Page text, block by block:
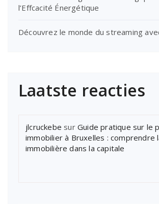
l’Effcacité Énergétique
Découvrez le monde du streaming
Laatste reacties
jlcruckebe sur Guide pratique sur le
immobilier à Bruxelles : comprendre
immobilière dans la capitale